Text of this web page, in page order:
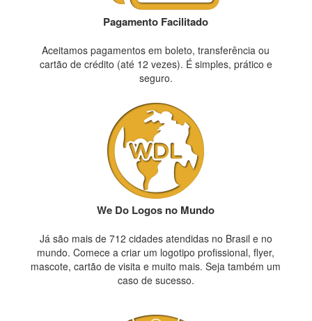
Pagamento Facilitado
Aceitamos pagamentos em boleto, transferência ou
cartão de crédito (até 12 vezes). É simples, prático e
seguro.
We Do Logos no Mundo
Já são mais de 712 cidades atendidas no Brasil e no
mundo. Comece a criar um logotipo profissional, flyer,
mascote, cartão de visita e muito mais. Seja também um
caso de sucesso.